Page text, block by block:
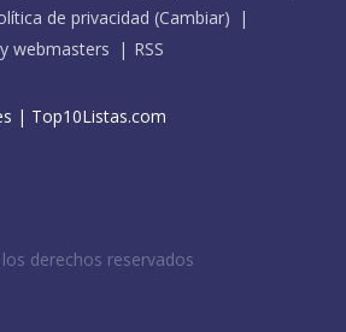
de privacidad (Cambiar)
webmasters RSS
| Top10Listas.com
derechos reservados